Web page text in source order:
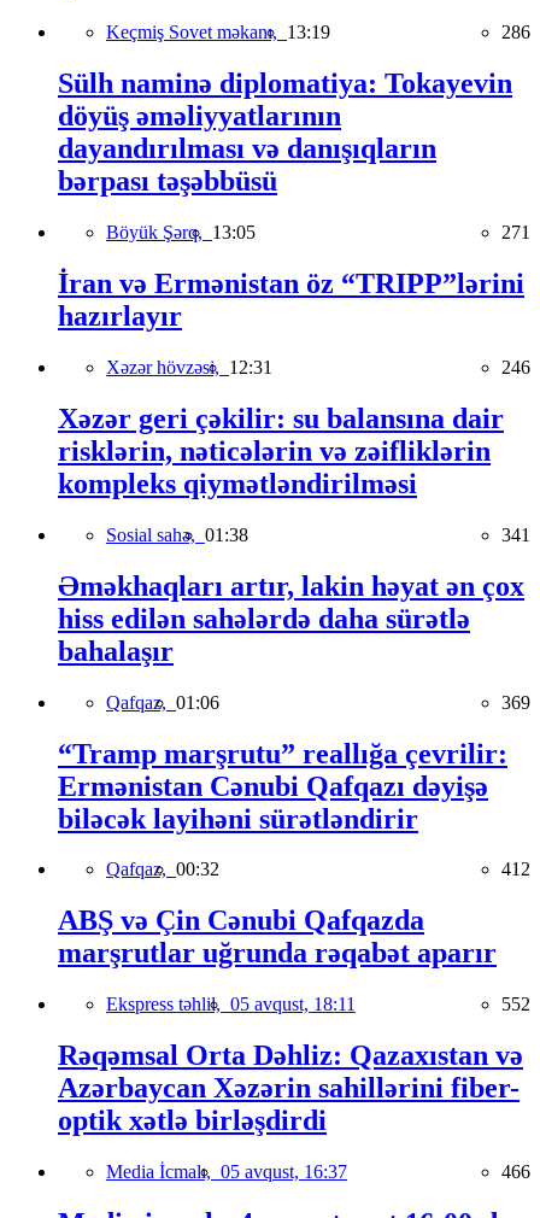
Keçmiş Sovet məkanı, 13:19 286
Sülh naminə diplomatiya: Tokayevin
döyüş əməliyyatlarının
dayandırılması və danışıqların
bərpası təşəbbüsü
Böyük Şərq, 13:05 271
İran və Ermənistan öz “TRIPP”lərini
hazırlayır
Xəzər hövzəsi, 12:31 246
Xəzər geri çəkilir: su balansına dair
risklərin, nəticələrin və zəifliklərin
kompleks qiymətləndirilməsi
Sosial sahə, 01:38 341
Əməkhaqları artır, lakin həyat ən çox
hiss edilən sahələrdə daha sürətlə
bahalaşır
Qafqaz, 01:06 369
“Tramp marşrutu” reallığa çevrilir:
Ermənistan Cənubi Qafqazı dəyişə
biləcək layihəni sürətləndirir
Qafqaz, 00:32 412
ABŞ və Çin Cənubi Qafqazda
marşrutlar uğrunda rəqabət aparır
Ekspress təhlil, 05 avqust, 18:11 552
Rəqəmsal Orta Dəhliz: Qazaxıstan və
Azərbaycan Xəzərin sahillərini fiber-
optik xətlə birləşdirdi
Media İcmalı, 05 avqust, 16:37 466